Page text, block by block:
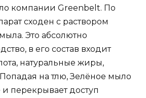
компании Greenbelt. По
сходен с раствором
Это абсолютно
в его состав входит
натуральные жиры,
на тлю, Зелёное мыло
и перекрывает доступ